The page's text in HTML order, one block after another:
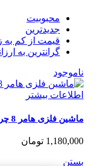
محبوبیت
جدیدترین
قیمت از کم به زیاد
گرانترین به ارزانترین
بیشتر
فلزی هامر 8 چرخ
تومان